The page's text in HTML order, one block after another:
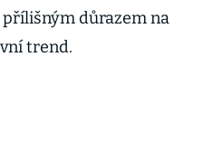
důrazem na
trend.